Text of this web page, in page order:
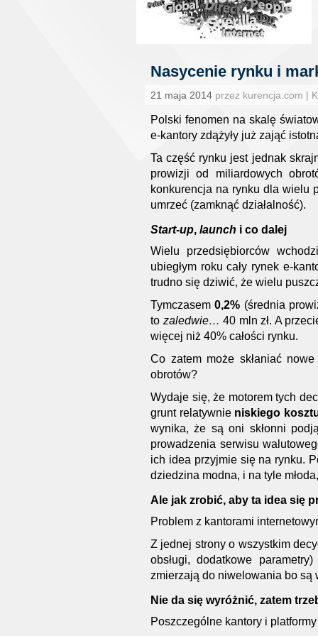
Nasycenie rynku i
21 maja 2014 przez kurencja.com |
Polski fenomen na skalę
e-kantory zdążyły już zająć
Ta część rynku jest jednak
prowizji od miliardowych
konkurencja na rynku dla wielu
umrzeć (zamknąć działalność).
Start-up, launch i co dalej
Wielu przedsiębiorców
ubiegłym roku cały rynek e-
trudno się dziwić, że wielu
Tymczasem0,2% (średnia
to zaledwie… 40 mln zł. A
więcej niż 40% całości rynku.
Co zatem może skłaniać
obrotów?
Wydaje się, że motorem tych
grunt relatywnie niskiego
wynika, że są oni skłonni
prowadzenia serwisu
ich idea przyjmie się na rynku.
dziedzina modna, i na tyle
Ale jak zrobić, aby ta idea się
Problem z kantorami
Z jednej strony o wszystkim
obsługi, dodatkowe
zmierzają do niwelowania bo są
Nie da się wyróżnić, zatem
Poszczególne kantory i